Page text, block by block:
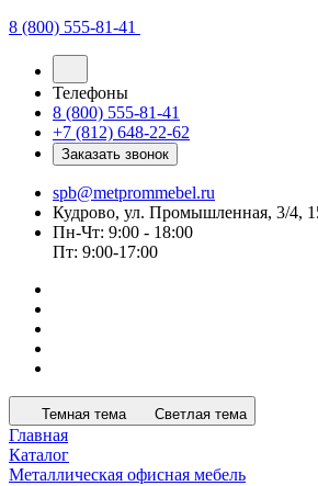
8 (800) 555-81-41
Телефоны
8 (800) 555-81-41
+7 (812) 648-22-62
Заказать звонок
spb@metprommebel.ru
Кудрово, ул. Промышленная, 3/4,
Пн-Чт: 9:00 - 18:00
Пт: 9:00-17:00
Темная тема Светлая тема
Главная
Каталог
Металлическая офисная мебель